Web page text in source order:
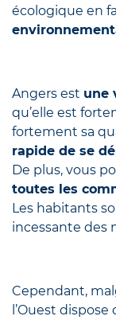
écologique en
Angers est une
qu’elle est
fortement sa
rapide de se
De plus, vous
toutes les
Les habitants
incessante des
Cependant,
l’Ouest dispose